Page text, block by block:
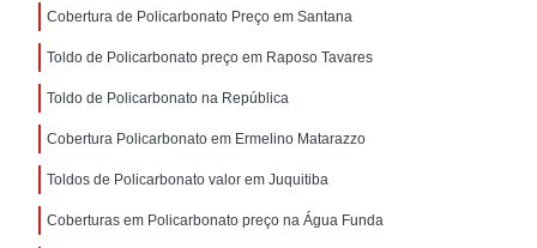
Cobertura de Policarbonato Preço em Santana
Toldo de Policarbonato preço em Raposo Tavares
Toldo de Policarbonato na República
Cobertura Policarbonato em Ermelino Matarazzo
Toldos de Policarbonato valor em Juquitiba
Coberturas em Policarbonato preço na Água Funda